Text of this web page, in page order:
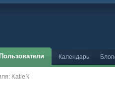
Пользователи Календарь
KatieN